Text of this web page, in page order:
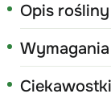
Opis rośliny
Ciekawostki